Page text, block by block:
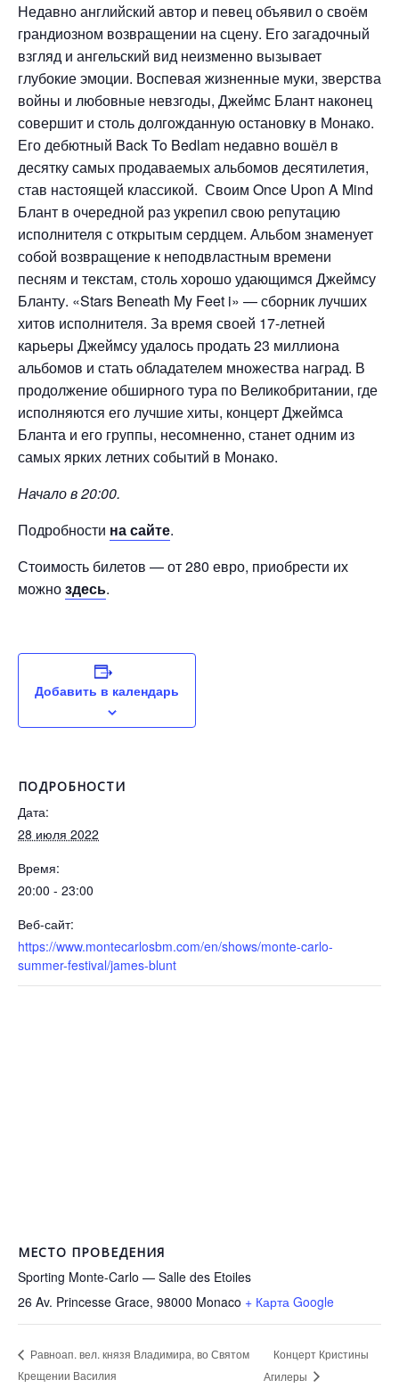
Недавно английский автор и певец объявил о своём
грандиозном возвращении на сцену. Его загадочный
взгляд и ангельский вид неизменно вызывает
глубокие эмоции. Воспевая жизненные муки, зверства
войны и любовные невзгоды, Джеймс Блант наконец
совершит и столь долгожданную остановку в Монако.
Его дебютный Back To Bedlam недавно вошёл в
десятку самых продаваемых альбомов десятилетия,
став настоящей классикой. Своим Once Upon A Mind
Блант в очередной раз укрепил свою репутацию
исполнителя с открытым сердцем. Альбом знаменует
собой возвращение к неподвластным времени
песням и текстам, столь хорошо удающимся Джеймсу
Бланту. «Stars Beneath My Feet i» — сборник лучших
хитов исполнителя. За время своей 17-летней
карьеры Джеймсу удалось продать 23 миллиона
альбомов и стать обладателем множества наград. В
продолжение обширного тура по Великобритании, где
исполняются его лучшие хиты, концерт Джеймса
Бланта и его группы, несомненно, станет одним из
самых ярких летних событий в Монако.
Начало в 20:00.
Подробности на сайте.
Стоимость билетов — от 280 евро, приобрести их
можноздесь.
Добавить в календарь
ПОДРОБНОСТИ
Дата:
28 июля 2022
Время:
20:00 - 23:00
Веб-сайт:
https://www.montecarlosbm.com/en/shows/monte-carlo-
summer-festival/james-blunt
МЕСТО ПРОВЕДЕНИЯ
Sporting Monte-Carlo — Salle des Etoiles
26 Av. Princesse Grace, 98000 Monaco + Карта Google
Равноап. вел. князя Владимира, во Святом
Крещении Василия
Концерт Кристины
Агилеры